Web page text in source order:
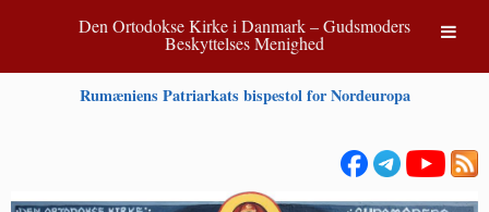
Den Ortodokse Kirke i Danmark – Gudsmoders
Beskyttelses Menighed
Rumæniens Patriarkats bispestol for Nordeuropa